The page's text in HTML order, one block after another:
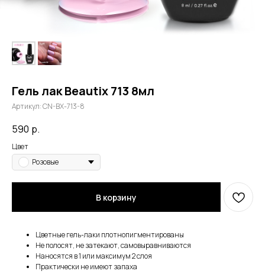
Гель лак Beautix 713 8мл
Артикул:CN-BX-713-8
590 р.
Цвет
Розовые
В корзину
Цветные гель-лаки плотнопигментированы
Не полосят, не затекают, самовыравниваются
Наносятся в 1 или максимум 2 слоя
Практически не имеют запаха